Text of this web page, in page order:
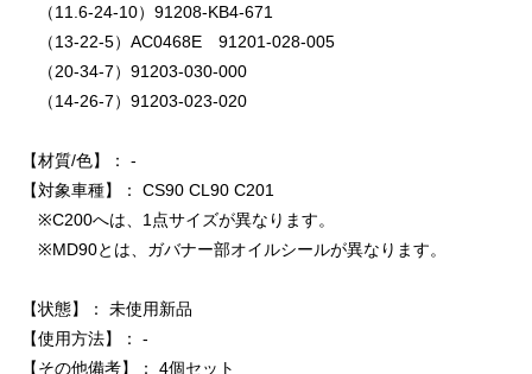
（11.6-24-10）91208-KB4-671
（13-22-5）AC0468E 91201-028-005
（20-34-7）91203-030-000
（14-26-7）91203-023-020
【材質/色】： -
【対象車種】： CS90 CL90 C201
※C200へは、1点サイズが異なります。
※MD90とは、ガバナー部オイルシールが異なります。
【状態】： 未使用新品
【使用方法】： -
【その他備考】： 4個セット